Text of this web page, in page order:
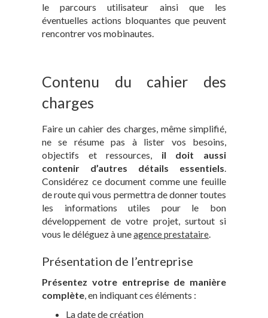
le parcours utilisateur ainsi que les
éventuelles actions bloquantes que peuvent
rencontrer vos mobinautes.
Contenu du cahier des
charges
Faire un cahier des charges, même simplifié,
ne se résume pas à lister vos besoins,
objectifs et ressources, il doit aussi
contenir d’autres détails essentiels
Considérez ce document comme une feuille
de route qui vous permettra de donner toutes
les informations utiles pour le bon
développement de votre projet, surtout si
vous le déléguez à uneagence prestataire
Présentation de l’entreprise
Présentez votre entreprise de manière
complète , en indiquant ces éléments :
La date de création